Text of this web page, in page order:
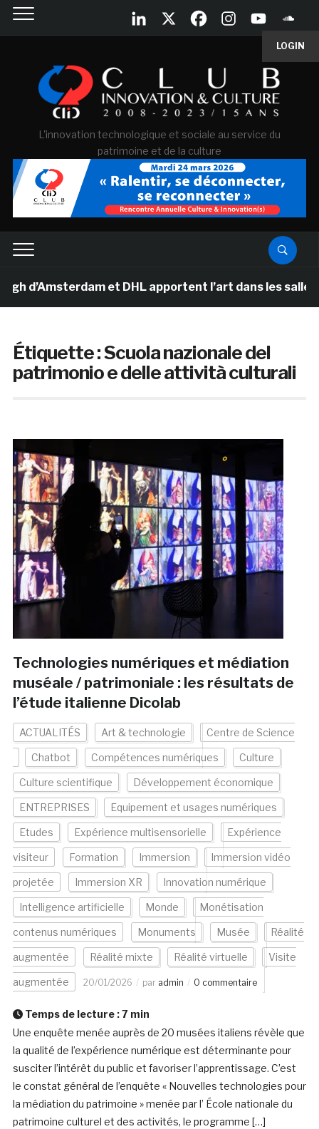
LOGIN
L'innovation technologique et sociale au service du
patrimoine et de la culture
d’Amsterdam et DHL apportent l’art dans les salles
Étiquette :Scuola nazionale del
patrimonio e delle attività culturali
Technologies numériques et médiation
muséale / patrimoniale : les résultats de
l’étude italienne Dicolab
ACTUALITÉS Art & technologie Centre de Science
Chatbot Compétences numériques Culture
Culture scientifique Développement économique
ENTREPRISES Equipement et usages numériques
Etudes Expérience multisensorielle Expérience
visiteur Formation Immersion Immersion vidéo
projetée Immersion XR Innovation numérique
Intelligence artificielle Monde Monétisation
contenus numériques Monuments Musée Réalité
augmentée Réalité mixte Réalité virtuelle Visite
augmentée 20/01/2026 par admin 0 commentaire
Temps de lecture :7 min
Une enquête menée auprès de 20 musées italiens révèle que
la qualité de l’expérience numérique est déterminante pour
susciter l’intérêt du public et favoriser l’apprentissage. C’est
le constat général de l’enquête « Nouvelles technologies pour
la médiation du patrimoine » menée par l’ École nationale du
patrimoine culturel et des activités, le programme […]